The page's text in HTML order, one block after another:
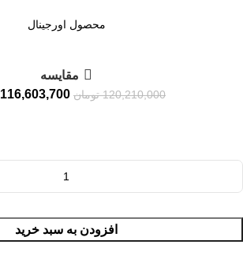
محصول اورجینال
مقايسه
120,210,000 تومان 116,603,700
افزودن به سبد خرید